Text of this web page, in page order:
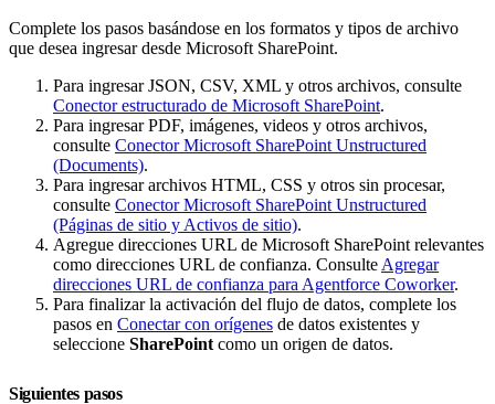
Complete los pasos basándose en los formatos y tipos de archivo
que desea ingresar desde Microsoft SharePoint.
Para ingresar JSON, CSV, XML y otros archivos, consulte
Conector estructurado de Microsoft SharePoint.
Para ingresar PDF, imágenes, videos y otros archivos,
consulte Conector Microsoft SharePoint Unstructured
(Documents).
Para ingresar archivos HTML, CSS y otros sin procesar,
consulte Conector Microsoft SharePoint Unstructured
(Páginas de sitio y Activos de sitio).
Agregue direcciones URL de Microsoft SharePoint relevantes
como direcciones URL de confianza. Consulte Agregar
direcciones URL de confianza para Agentforce Coworker.
Para finalizar la activación del flujo de datos, complete los
pasos en Conectar con orígenes de datos existentes y
seleccione SharePoint como un origen de datos.
Siguientes pasos